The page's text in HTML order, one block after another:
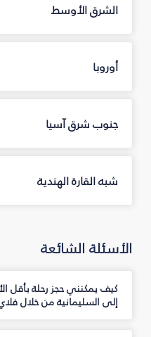
الشرق الأوسط
أوروبا
جنوب شرق آسيا
شبه القارة الهندية
الأسئلة الشائعة
كيف يمكنني حجز رحلة بأقل
إلى السليمانية‎ من خلال فلاي دبي؟